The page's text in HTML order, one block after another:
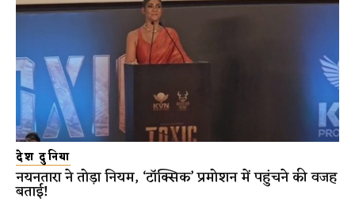
देश दुनिया
नयनतारा ने तोड़ा नियम, ‘टॉक्सिक’ प्रमोशन में पहुंचने की वजह
बताई!